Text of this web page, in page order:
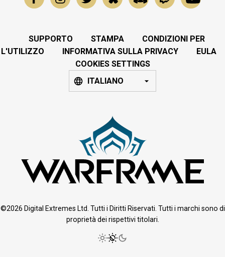
SUPPORTO STAMPA
CONDIZIONI PER
L'UTILIZZO
INFORMATIVA SULLA PRIVACY
EULA
COOKIES SETTINGS
ITALIANO
©2026 Digital Extremes Ltd. Tutti i Diritti Riservati. Tutti i marchi sono di
proprietà dei rispettivi titolari.